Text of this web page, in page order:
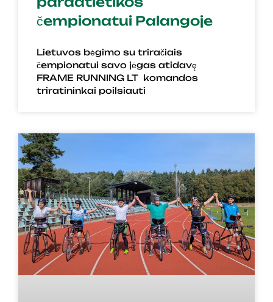
čempionatui Palangoje
Lietuvos bėgimo su triračiais
čempionatui savo jėgas atidavę
FRAME RUNNING LT komandos
triratininkai poilsiauti